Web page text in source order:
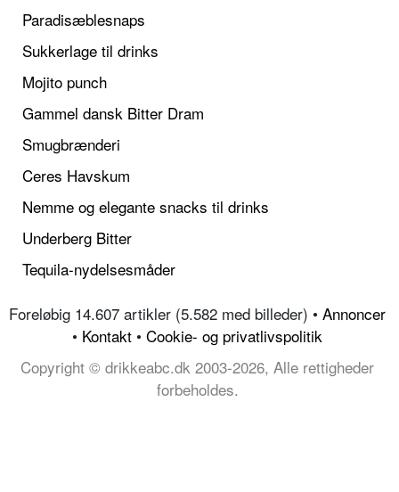
Paradisæblesnaps
Sukkerlage til drinks
Mojito punch
Gammel dansk Bitter Dram
Smugbrænderi
Ceres Havskum
Nemme og elegante snacks til drinks
Underberg Bitter
Tequila-nydelsesmåder
Foreløbig 14.607 artikler (5.582 med billeder) • Annoncer
• Kontakt • Cookie- og privatlivspolitik
Copyright © drikkeabc.dk 2003-2026, Alle rettigheder
forbeholdes.